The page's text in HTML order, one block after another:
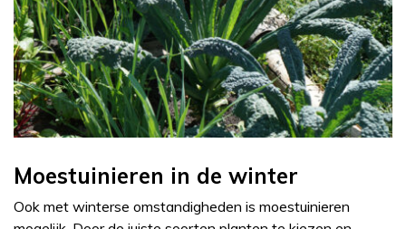
Moestuinieren in de winter
Ook met winterse omstandigheden is moestuinieren